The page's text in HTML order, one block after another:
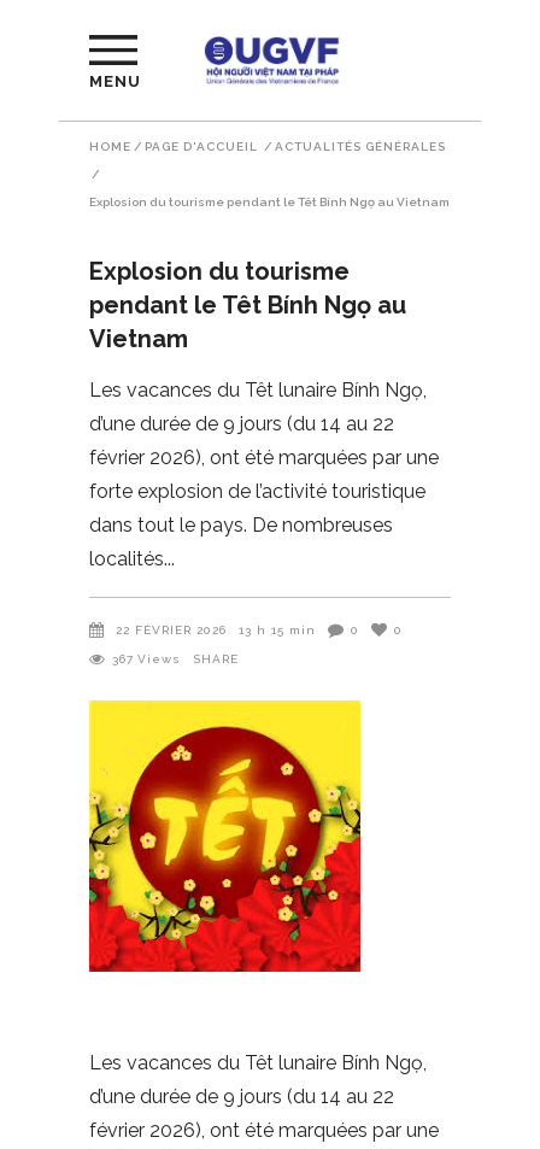
MENU
HOME / PAGE D'ACCUEIL / ACTUALITÉS GÉNÉRALES
/
Explosion du tourisme pendant le Têt Bính Ngọ au Vietnam
Explosion du tourisme
pendant le Têt Bính Ngọ au
Vietnam
Les vacances du Têt lunaire Bính Ngọ,
d’une durée de 9 jours (du 14 au 22
février 2026), ont été marquées par une
forte explosion de l’activité touristique
dans tout le pays. De nombreuses
localités
22 FÉVRIER 2026 13 h 15 min 0 0
367 Views SHARE
Les vacances du Têt lunaire Bính Ngọ,
d’une durée de 9 jours (du 14 au 22
février 2026), ont été marquées par une